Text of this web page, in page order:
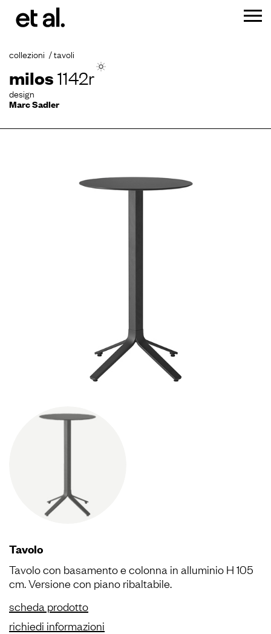
collezioni tavoli
milos1142r
design
Marc Sadler
Tavolo
Tavolo con basamento e colonna in alluminio H 105
cm. Versione con piano ribaltabile.
scheda prodotto
richiedi informazioni